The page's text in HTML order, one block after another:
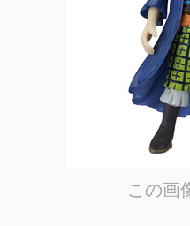
この画